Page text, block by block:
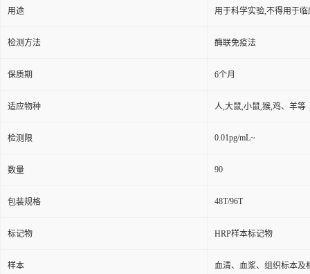
用途 用于科学实验,不得用于临
检测方法 酶联免疫法
保质期 6个月
适应物种 人,大鼠,小鼠,猴,鸡、羊等
检测限 0.01pg/mL~
数量 90
包装规格 48T/96T
标记物 HRP样本标记物
样本 血清、血浆、组织标本及